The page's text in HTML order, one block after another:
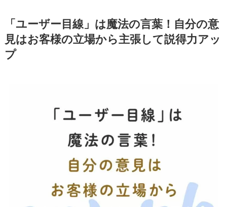
「ユーザー目線」は魔法の言葉！自分の意
見はお客様の立場から主張して説得力アッ
プ